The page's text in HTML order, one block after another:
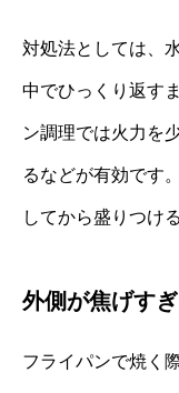
対処法としては、
中でひっくり返す
ン調理では火力を
るなどが有効です
してから盛りつけ
外側が焦げす
フライパンで焼く